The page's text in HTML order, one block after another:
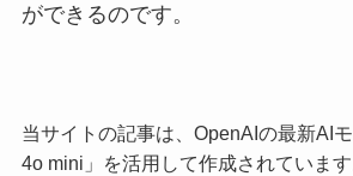
ができるのです。
当サイトの記事は、OpenAIの最新AI
4o mini」を活用して作成されています